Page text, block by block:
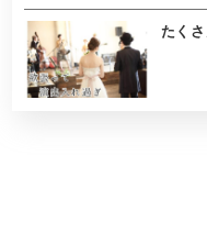
たく